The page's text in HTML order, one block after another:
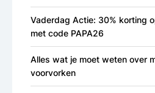
Vaderdag Actie: 30% korting
met code PAPA26
Alles wat je moet weten over
voorvorken